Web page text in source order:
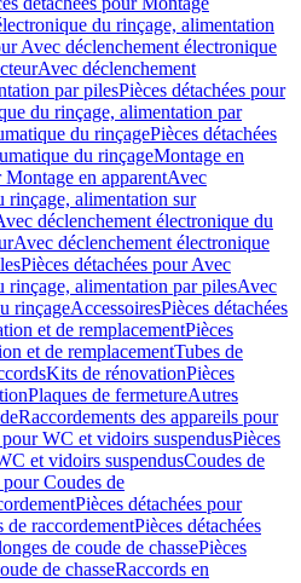
du rinçage, alimentation
Avec déclenchement électronique
Avec déclenchement
par pilesPièces détachées pour
du rinçage, alimentation par
du rinçagePièces détachées
du rinçageMontage en
Montage en apparentAvec
rinçage, alimentation sur
déclenchement électronique du
Avec déclenchement électronique
Pièces détachées pour Avec
rinçage, alimentation par pilesAvec
rinçageAccessoiresPièces détachées
et de remplacementPièces
et de remplacementTubes de
Kits de rénovationPièces
Plaques de fermetureAutres
Raccordements des appareils pour
WC et vidoirs suspendusPièces
et vidoirs suspendusCoudes de
pour Coudes de
Pièces détachées pour
de raccordementPièces détachées
de coude de chassePièces
de chasseRaccords en